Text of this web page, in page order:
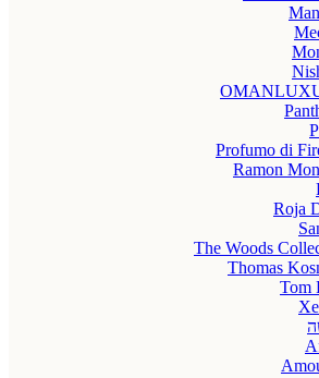
Profumo di
Ramon
Roja
The Woods
Thomas
Tom